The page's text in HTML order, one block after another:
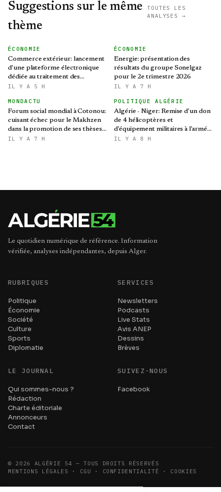
Suggestions sur le même
thème
TOUTES LES
ANALYSES →
ÉCONOMIE
Commerce extérieur: lancement
d'une plateforme électronique
dédiée au traitement des
préoccupations des opérateurs
IL Y A 5 H
ÉCONOMIE
Energie: présentation des
résultats du groupe Sonelgaz
pour le 2e trimestre 2026
IL Y A 7 H
MONDACTU
Forum social mondial à Cotonou:
cuisant échec pour le Makhzen
dans la promotion de ses thèses
colonialistes
IL Y A 7 H
POLITIQUE ALGÉRIE
Algérie - Niger: Remise d'un don
de 4 hélicoptères et
d'équipement militaires à l'armée
nigérienne
IL Y A 8 H
Le quotidien numérique de référence. Information
vérifiée, analyses indépendantes, depuis Alger.
RUBRIQUES
Politique
Économie
Société
Culture
Sports
Diplomatie
SERVICES
Newsletters
Podcasts
Live Stats
Avis ANEP
Dessins
Brèves
LE JOURNAL
Qui sommes-nous ?
Rédaction
Charte éditoriale
Annonceurs
Contact
SUIVEZ-NOUS
Facebook
© 2026
ALGÉRIE 54 — TOUS DROITS RÉSERVÉS
MENTIONS LÉGALES · CGU · CONFIDENTIALITÉ · COOKIES